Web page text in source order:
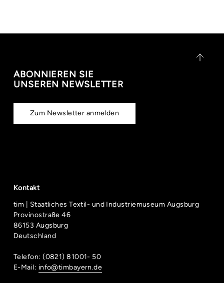
ABONNIEREN SIE
UNSEREN NEWSLETTER
Zum Newsletter anmelden
Kontakt
tim | Staatliches Textil- und Industriemuseum Augsburg
Provinostraße 46
86153 Augsburg
Deutschland
Telefon: (0821) 81001- 50
E-Mail: info@timbayern.de